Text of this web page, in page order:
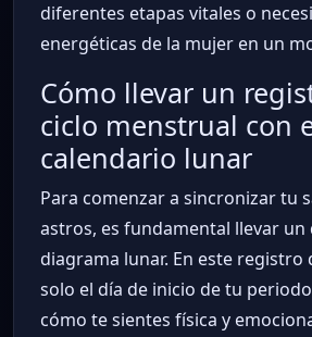
diferentes etapas vitales o
energéticas de la mujer en un
Cómo llevar un
ciclo menstrual con
calendario lunar
Para comenzar a sincronizar tu
astros, es fundamental llevar un
diagrama lunar. En este registro
solo el día de inicio de tu
cómo te sientes física y